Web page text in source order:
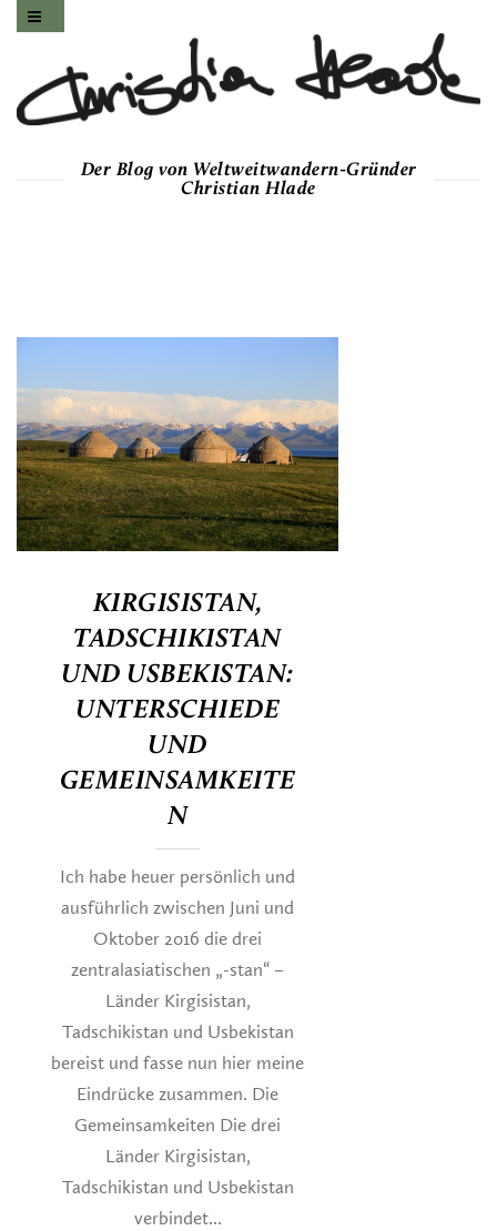
Der Blog von Weltweitwandern-Gründer
Christian Hlade
KIRGISISTAN,
TADSCHIKISTAN
UND USBEKISTAN:
UNTERSCHIEDE
UND
GEMEINSAMKEITE
N
Ich habe heuer persönlich und
ausführlich zwischen Juni und
Oktober 2016 die drei
zentralasiatischen „-stan“ –
Länder Kirgisistan,
Tadschikistan und Usbekistan
bereist und fasse nun hier meine
Eindrücke zusammen. Die
Gemeinsamkeiten Die drei
Länder Kirgisistan,
Tadschikistan und Usbekistan
verbindet...